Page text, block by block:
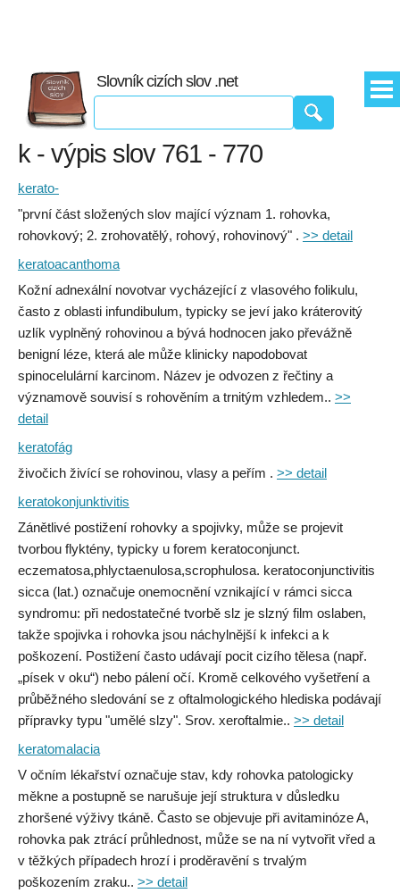
Slovník cizích slov .net
k - výpis slov 761 - 770
kerato-
"první část složených slov mající význam 1. rohovka,
rohovkový; 2. zrohovatělý, rohový, rohovinový" . >> detail
keratoacanthoma
Kožní adnexální novotvar vycházející z vlasového folikulu,
často z oblasti infundibulum, typicky se jeví jako kráterovitý
uzlík vyplněný rohovinou a bývá hodnocen jako převážně
benigní léze, která ale může klinicky napodobovat
spinocelulární karcinom. Název je odvozen z řečtiny a
významově souvisí s rohověním a trnitým vzhledem.. >>
detail
keratofág
živočich živící se rohovinou, vlasy a peřím . >> detail
keratokonjunktivitis
Zánětlivé postižení rohovky a spojivky, může se projevit
tvorbou flyktény, typicky u forem keratoconjunct.
eczematosa,phlyctaenulosa,scrophulosa. keratoconjunctivitis
sicca (lat.) označuje onemocnění vznikající v rámci sicca
syndromu: při nedostatečné tvorbě slz je slzný film oslaben,
takže spojivka i rohovka jsou náchylnější k infekci a k
poškození. Postižení často udávají pocit cizího tělesa (např.
„písek v oku“) nebo pálení očí. Kromě celkového vyšetření a
průběžného sledování se z oftalmologického hlediska podávají
přípravky typu "umělé slzy". Srov. xeroftalmie.. >> detail
keratomalacia
V očním lékařství označuje stav, kdy rohovka patologicky
měkne a postupně se narušuje její struktura v důsledku
zhoršené výživy tkáně. Často se objevuje při avitaminóze A,
rohovka pak ztrácí průhlednost, může se na ní vytvořit vřed a
v těžkých případech hrozí i proděravění s trvalým
poškozením zraku.. >> detail